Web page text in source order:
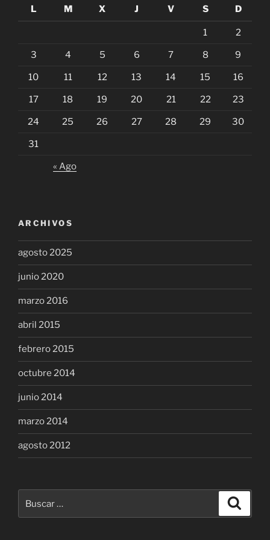
L M X J V S D
1 2
3 4 5 6 7 8 9
10 11 12 13 14 15 16
17 18 19 20 21 22 23
24 25 26 27 28 29 30
31
« Ago
ARCHIVOS
agosto 2025
junio 2020
marzo 2016
abril 2015
febrero 2015
octubre 2014
junio 2014
marzo 2014
agosto 2012
por: